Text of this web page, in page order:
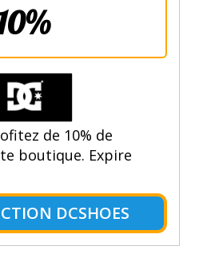
de 10% de
boutique. Expire
DCSHOES